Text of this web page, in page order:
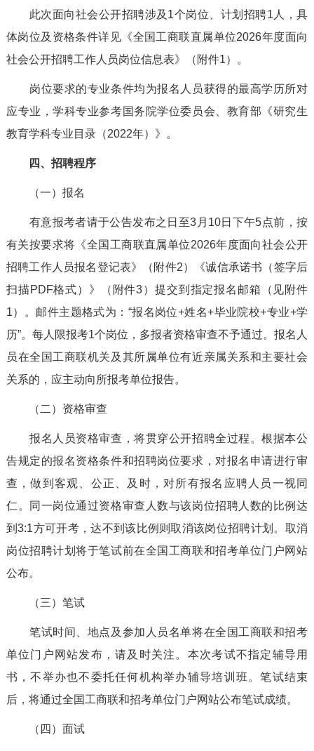
此次面向社会公开招聘涉及1个岗位、计划招聘1人，具
体岗位及资格条件详见《全国工商联直属单位2026年度面向
社会公开招聘工作人员岗位信息表》（附件1）。
岗位要求的专业条件均为报名人员获得的最高学历所对
应专业，学科专业参考国务院学位委员会、教育部《研究生
教育学科专业目录（2022年）》。
四、招聘程序
（一）报名
有意报考者请于公告发布之日至3月10日下午5点前，按
有关按要求将《全国工商联直属单位2026年度面向社会公开
招聘工作人员报名登记表》（附件2）《诚信承诺书（签字后
扫描PDF格式）》（附件3）提交到指定报名邮箱（见附件
1）。邮件主题格式为：“报名岗位+姓名+毕业院校+专业+学
历”。每人限报考1个岗位，多报者资格审查不予通过。报名人
员在全国工商联机关及其所属单位有近亲属关系和主要社会
关系的，应主动向所报考单位报告。
（二）资格审查
报名人员资格审查，将贯穿公开招聘全过程。根据本公
告规定的报名资格条件和招聘岗位要求，对报名申请进行审
查，做到客观、公正、及时，对所有报名应聘人员一视同
仁。同一岗位通过资格审查人数与该岗位招聘人数的比例达
到3:1方可开考，达不到该比例则取消该岗位招聘计划。取消
岗位招聘计划将于笔试前在全国工商联和招考单位门户网站
公布。
（三）笔试
笔试时间、地点及参加人员名单将在全国工商联和招考
单位门户网站发布，请及时关注。本次考试不指定辅导用
书，不举办也不委托任何机构举办辅导培训班。笔试结束
后，将通过全国工商联和招考单位门户网站公布笔试成绩。
（四）面试